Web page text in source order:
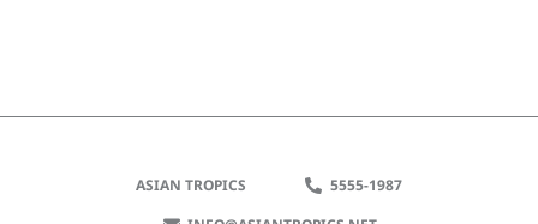
ASIAN TROPICS
5555-1987